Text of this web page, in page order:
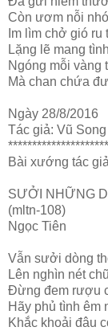
Còn ươm nỗi
Im lìm chở gió ru
Lặng lẽ mang
Ngóng mỗi vàng
Mà chan chứa
Ngày 28/8/2016
Tác giả: Vũ Song
*********************
Bài xướng tác
SƯỞI NHỮNG
(mltn-108)
Ngọc Tiên
Vẫn sưởi dòng
Lên nghìn nét
Đừng đem rượu
Hãy phủ tình êm
Khắc khoải đâu